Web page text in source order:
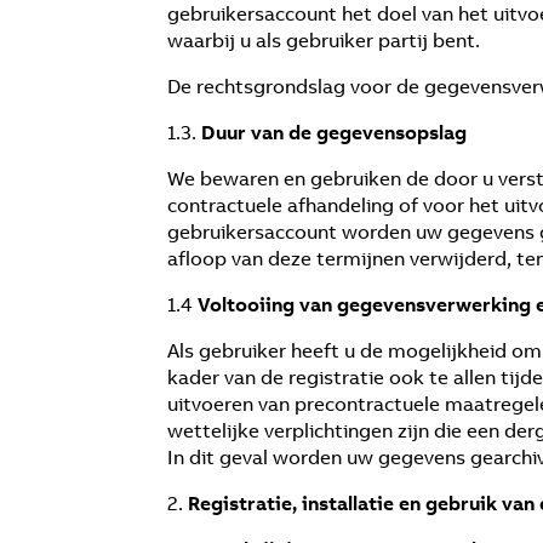
gebruikersaccount het doel van het
waarbij u als gebruiker partij bent.
De rechtsgrondslag voor de
1.3. Duur van de gegevensopslag
We bewaren en gebruiken de door u
contractuele afhandeling of voor het
gebruikersaccount worden uw
afloop van deze termijnen verwijderd,
1.4Voltooiing van gegevensverwerking
Als gebruiker heeft u de mogelijkheid
kader van de registratie ook te allen
uitvoeren van precontractuele
wettelijke verplichtingen zijn die een
In dit geval worden uw gegevens
2. Registratie, installatie en gebruik